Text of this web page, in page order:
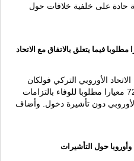
حادة على خلفية خلافات حول
نفذت 72 معيارا مطلوبا فيما يتعلق بالاتفاق مع الاتحاد
الأوروبي التركي فولكان
بوزقر يوم الخميس إن تركيا نفذت 72 معيارا مطلوبا للوفاء بالتزامات
دون تأشيرة دخول. وأضاف
حول التأشيرات